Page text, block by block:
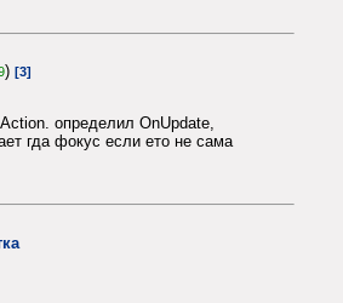
) [3]
определил OnUpdate,
гда фокус если ето не сама